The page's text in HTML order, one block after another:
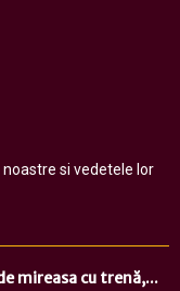
si vedetele lor
mireasa cu trenă,...